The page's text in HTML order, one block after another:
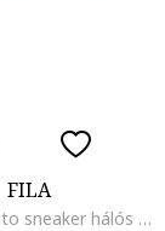
FILA
Collene Gelato sneaker hálós részletekkel, Barna/Levendulakék/Jégkék/Halvány rózsaszín/Limezöld